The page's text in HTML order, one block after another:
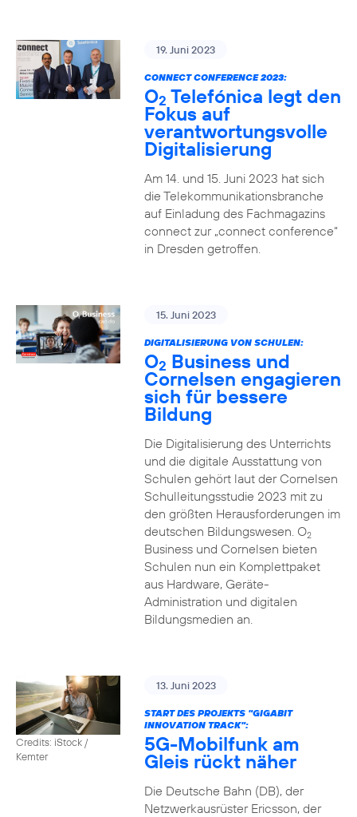
19. Juni 2023
CONNECT CONFERENCE 2023:
O2 Telefónica legt den
Fokus auf
verantwortungsvolle
Digitalisierung
Am 14. und 15. Juni 2023 hat sich
die Telekommunikationsbranche
auf Einladung des Fachmagazins
connect zur „connect conference“
in Dresden getroffen.
15. Juni 2023
DIGITALISIERUNG VON SCHULEN:
O2 Business und
Cornelsen engagieren
sich für bessere
Bildung
Die Digitalisierung des Unterrichts
und die digitale Ausstattung von
Schulen gehört laut der Cornelsen
Schulleitungsstudie 2023 mit zu
den größten Herausforderungen im
deutschen Bildungswesen. O2
Business und Cornelsen bieten
Schulen nun ein Komplettpaket
aus Hardware, Geräte-
Administration und digitalen
Bildungsmedien an.
Credits: iStock /
Kemter
13. Juni 2023
START DES PROJEKTS "GIGABIT
INNOVATION TRACK":
5G-Mobilfunk am
Gleis rückt näher
Die Deutsche Bahn (DB), der
Netzwerkausrüster Ericsson, der